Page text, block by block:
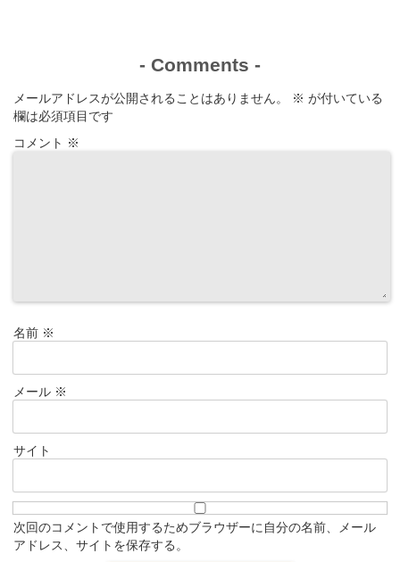
- Comments -
メールアドレスが公開されることはありません。 ※ が付いている
欄は必須項目です
コメント ※
名前 ※
メール ※
サイト
次回のコメントで使用するためブラウザーに自分の名前、メール
アドレス、サイトを保存する。